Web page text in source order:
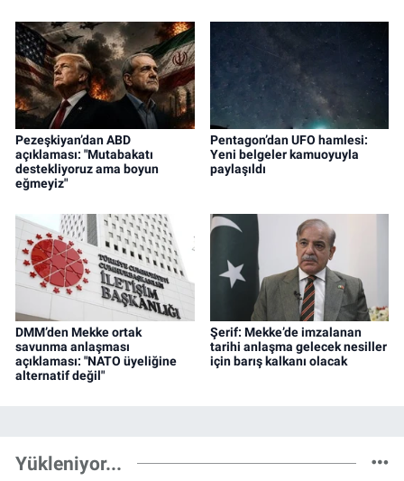
Pezeşkiyan’dan ABD
açıklaması: "Mutabakatı
destekliyoruz ama boyun
eğmeyiz"
Pentagon’dan UFO hamlesi:
Yeni belgeler kamuoyuyla
paylaşıldı
DMM’den Mekke ortak
savunma anlaşması
açıklaması: "NATO üyeliğine
alternatif değil"
Şerif: Mekke’de imzalanan
tarihi anlaşma gelecek nesiller
için barış kalkanı olacak
Yükleniyor...